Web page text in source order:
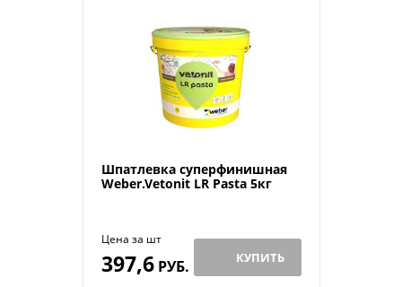
Шпатлевка суперфинишная
Weber.Vetonit LR Pasta 5кг
Цена за шт
397,6РУБ. КУПИТЬ